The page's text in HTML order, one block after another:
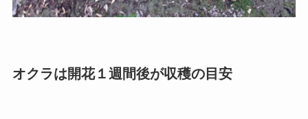
オクラは開花１週間後が収穫の目安